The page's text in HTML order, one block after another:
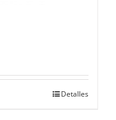
Detalles